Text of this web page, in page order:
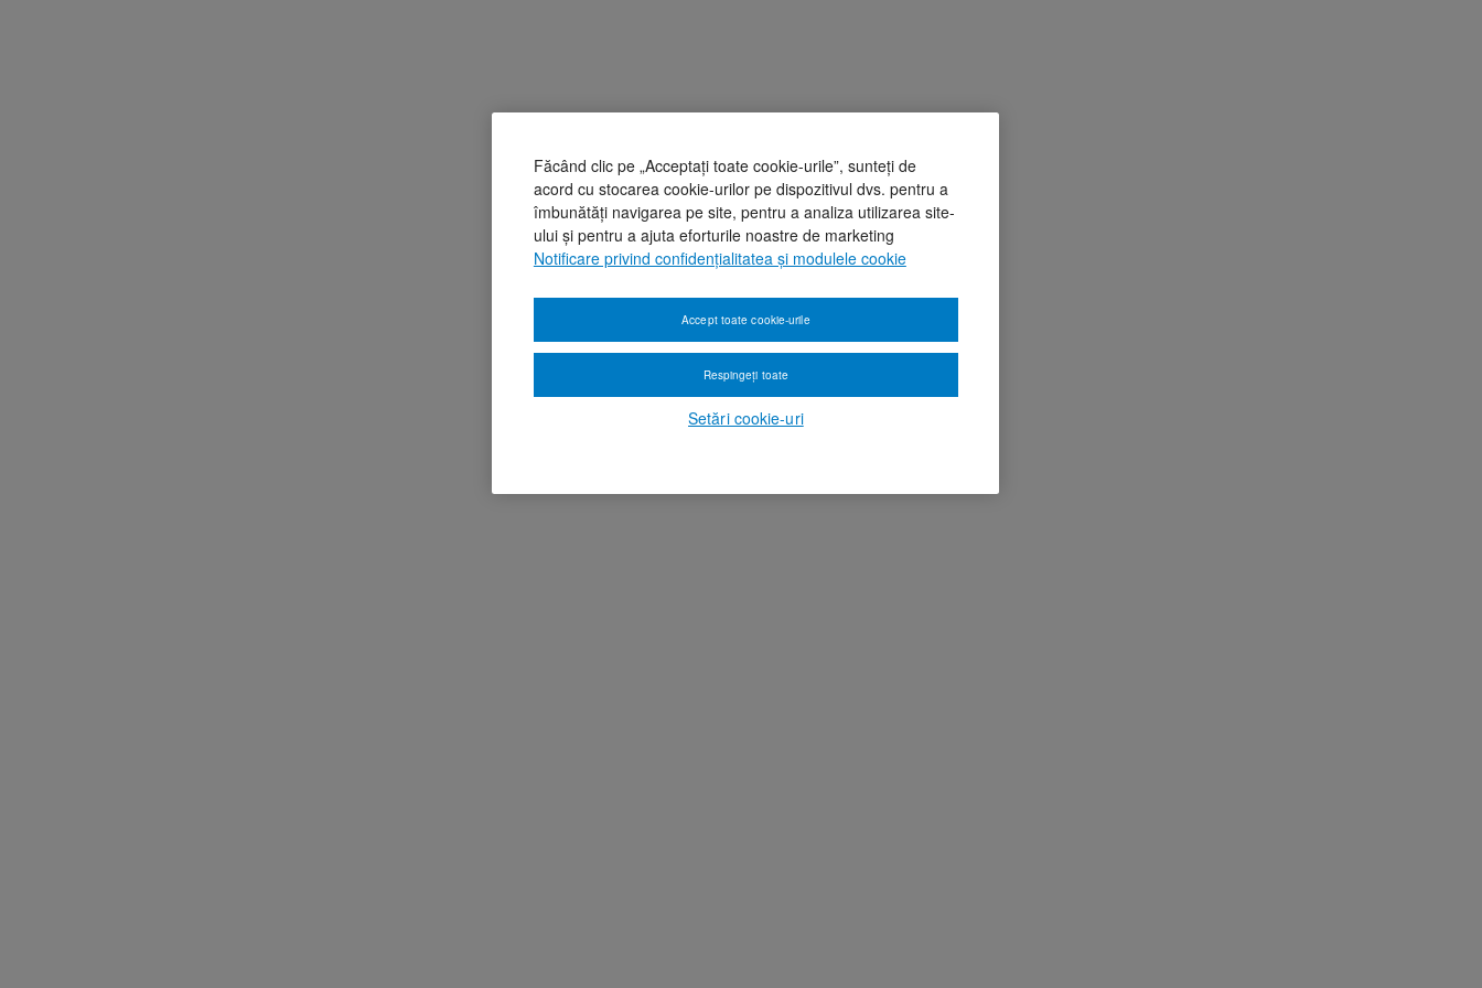
Făcând clic pe „Acceptați toate cookie-urile”, sunteți de
acord cu stocarea cookie-urilor pe dispozitivul dvs. pentru a
îmbunătăți navigarea pe site, pentru a analiza utilizarea site-
ului și pentru a ajuta eforturile noastre de marketing
Notificare privind confidențialitatea și modulele cookie
Setări cookie-uri
Respingeți toate
Accept toate cookie-urile